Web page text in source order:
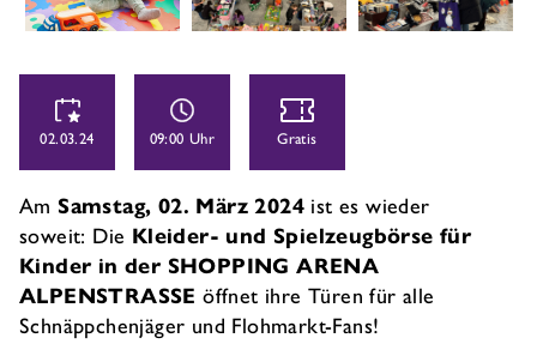
02.03.24 09:00 Uhr Gratis
Am Samstag, 02. März 2024 ist es wieder
soweit: Die Kleider- und Spielzeugbörse für
Kinder in der SHOPPING ARENA
ALPENSTRASSE öffnet ihre Türen für alle
Schnäppchenjäger und Flohmarkt-Fans!